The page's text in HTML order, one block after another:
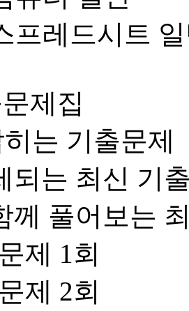
프레드시트
제집
는 기출문제
되는 최신 기
께 풀어보는
제 1회
제 2회